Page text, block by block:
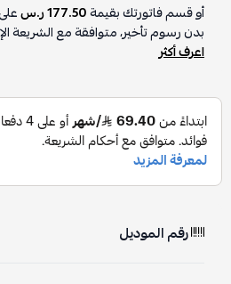
أو قسم فاتورتك بقيمة177.50 ر.س
بدون رسوم تأخير، متوافقة مع الشريعة
اعرف أكثر
رقم الموديل